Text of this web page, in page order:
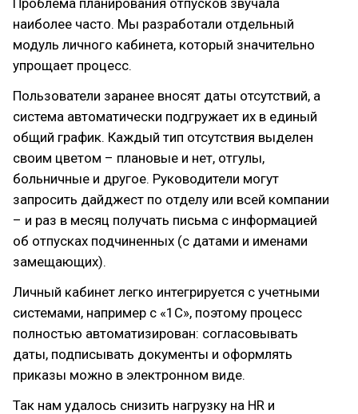
Проблема планирования отпусков звучала
наиболее часто. Мы разработали отдельный
модуль личного кабинета, который значительно
упрощает процесс.
Пользователи заранее вносят даты отсутствий, а
система автоматически подгружает их в единый
общий график. Каждый тип отсутствия выделен
своим цветом – плановые и нет, отгулы,
больничные и другое. Руководители могут
запросить дайджест по отделу или всей компании
– и раз в месяц получать письма с информацией
об отпусках подчиненных (с датами и именами
замещающих).
Личный кабинет легко интегрируется с учетными
системами, например с «1С», поэтому процесс
полностью автоматизирован: согласовывать
даты, подписывать документы и оформлять
приказы можно в электронном виде.
Так нам удалось снизить нагрузку на HR и